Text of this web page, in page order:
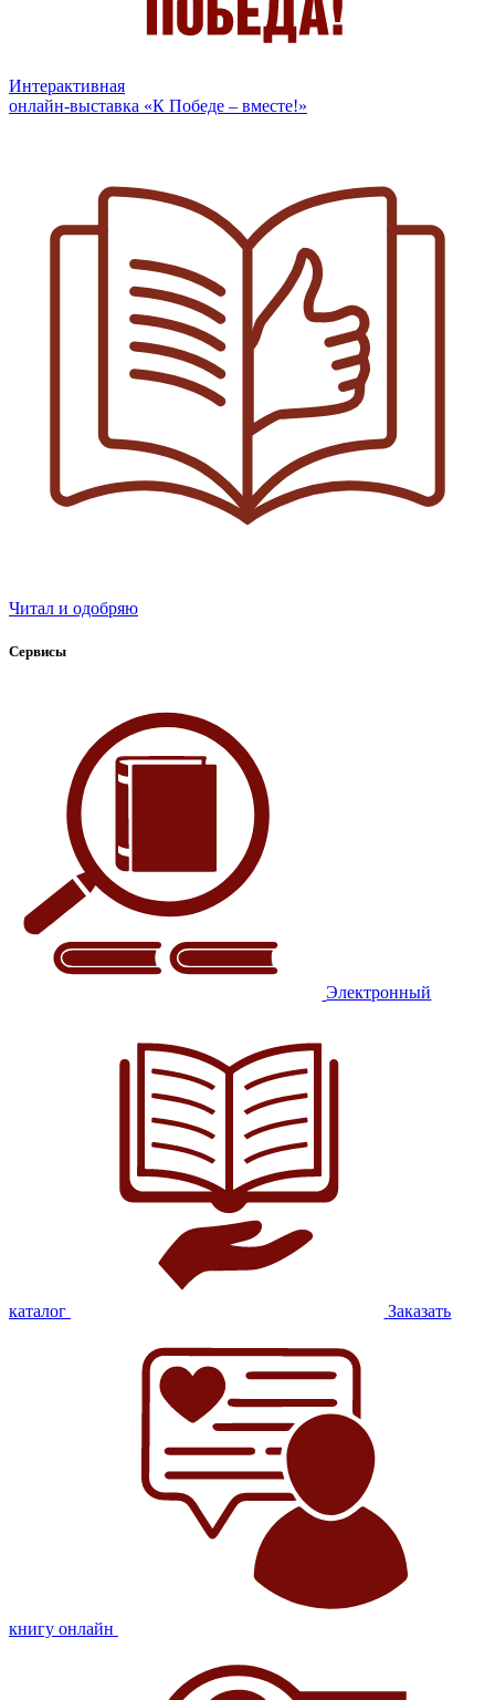
Интерактивная
онлайн-выставка «К Победе – вместе!»
Читал и одобряю
Сервисы
Электронный
каталог Заказать
книгу онлайн